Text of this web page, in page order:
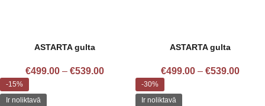
ASTARTA gulta
€499.00 – €539.00
ASTARTA gulta
€499.00 – €539.00
-15%
Ir noliktavā
-30%
Ir noliktavā